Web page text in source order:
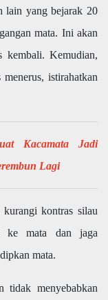
lain yang bejarak 20
mata. Ini akan
kembali. Kemudian,
istirahatkan
Kacamata Jadi
Lagi
kontras silau
ke mata dan jaga
mata.
tidak menyebabkan